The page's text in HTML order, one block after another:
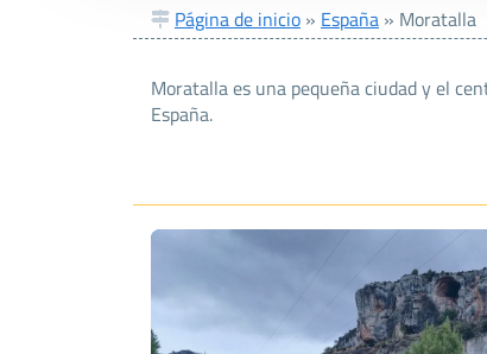
Página de inicio » España » Moratalla
Moratalla es una pequeña ciudad y el
España.